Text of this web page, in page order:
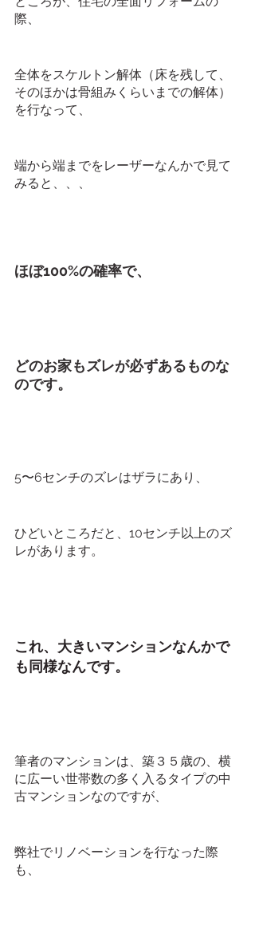
際、
全体をスケルトン解体（床を残して、
そのほかは骨組みくらいまでの解体）
を行なって、
端から端までをレーザーなんかで見て
みると、、、
ほぼ100%の確率で、
どのお家もズレが必ずあるものな
のです。
5〜6センチのズレはザラにあり、
ひどいところだと、10センチ以上のズ
レがあります。
これ、大きいマンションなんかで
も同様なんです。
筆者のマンションは、築３５歳の、横
に広ーい世帯数の多く入るタイプの中
古マンションなのですが、
弊社でリノベーションを行なった際
も、